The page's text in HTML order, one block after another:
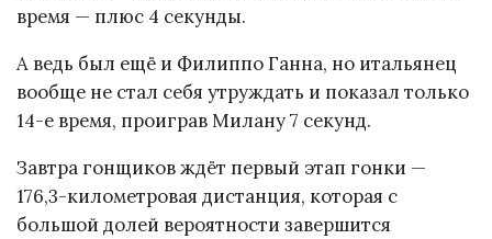
время — плюс 4 секунды.
А ведь был ещё и Филиппо Ганна, но итальянец
вообще не стал себя утруждать и показал только
14-е время, проиграв Милану 7 секунд.
Завтра гонщиков ждёт первый этап гонки —
176,3-километровая дистанция, которая с
большой долей вероятности завершится